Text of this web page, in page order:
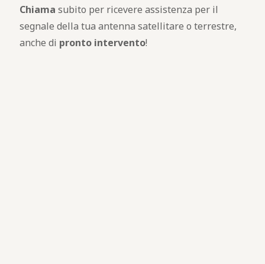
Chiama subito per ricevere assistenza per il
segnale della tua antenna satellitare o terrestre,
anche di pronto intervento!